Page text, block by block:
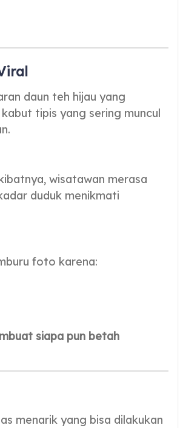
daun teh hijau yang
tipis yang sering muncul
wisatawan merasa
duduk menikmati
foto karena:
siapa pun betah
menarik yang bisa dilakukan